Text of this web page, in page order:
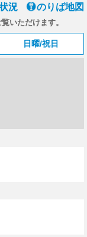
況 のりば地図
いただけます。
日曜/祝日